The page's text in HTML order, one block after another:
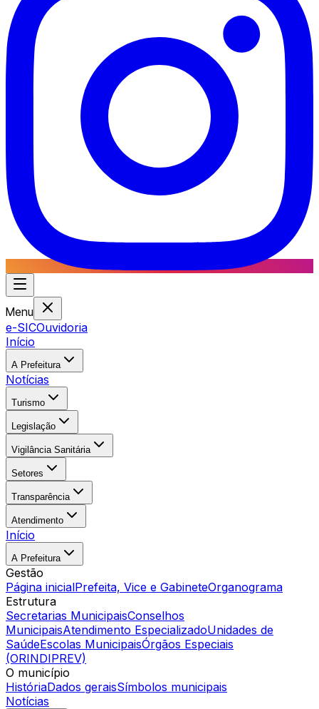
Menu
e-SICOuvidoria
Início
A Prefeitura
Notícias
Turismo
Legislação
Vigilância Sanitária
Setores
Transparência
Atendimento
Início
A Prefeitura
Gestão
Página inicialPrefeita, Vice e GabineteOrganograma
Estrutura
Secretarias MunicipaisConselhos
MunicipaisAtendimento EspecializadoUnidades de
SaúdeEscolas MunicipaisÓrgãos Especiais
(ORINDIPREV)
O município
HistóriaDados geraisSímbolos municipais
Notícias